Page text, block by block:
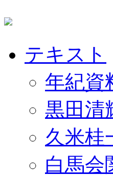
テキスト
年紀資
黒田清
久米桂
白馬会